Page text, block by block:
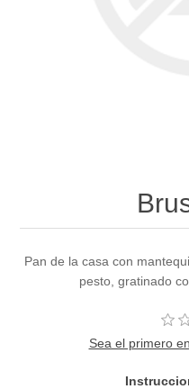
Pan de la casa con
pesto, gratinado
Sea el primero